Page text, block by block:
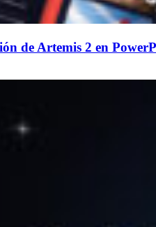
de Artemis 2 en